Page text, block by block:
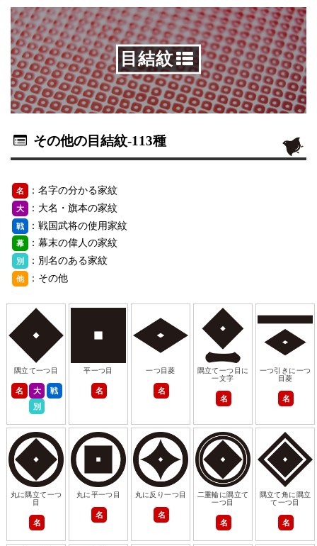
目結紋
その他の目結紋-113種
名 ：名字の分かる家紋
大 ：大名・旗本の家紋
戦 ：戦国武将の使用家紋
幕 ：幕末の偉人の家紋
別 ：別名のある家紋
他 ：その他
隅立て一つ目
名 大
戦
別
平一つ目
名
一つ目菱
名
隅立て一つ目に
一文字
名
一つ引きに一つ
目菱
名
丸に隅立て一つ
目
名
丸に平一つ目
名
丸に反り一つ目
名
二重輪に隅立て
一つ目
名
隅立て角に隅立
て一つ目
名